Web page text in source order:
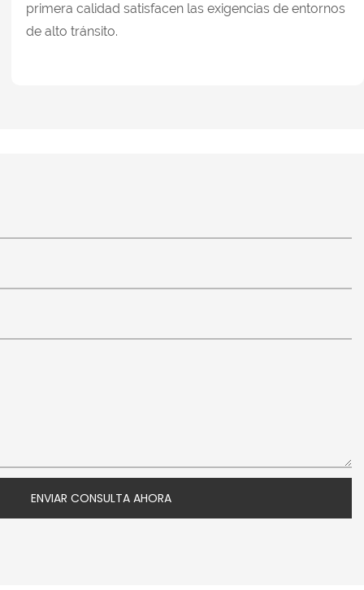
primera calidad satisfacen las exigencias de entornos
de alto tránsito.
ENVIAR CONSULTA AHORA